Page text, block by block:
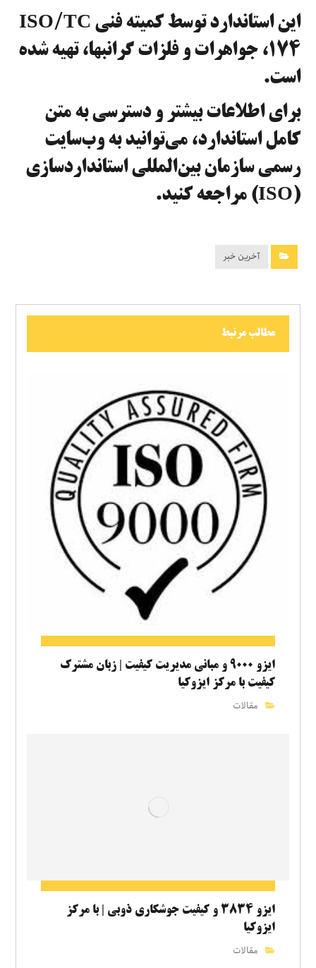
این استاندارد توسط کمیته فنی ISO/TC
174، جواهرات و فلزات گرانبها، تهیه شده
است.
برای اطلاعات بیشتر و دسترسی به متن
کامل استاندارد، می‌توانید به وب‌سایت
رسمی سازمان بین‌المللی استانداردسازی
(ISO) مراجعه کنید.
آخرین خبر
مطالب مرتبط
ایزو ۹۰۰۰ و مبانی مدیریت کیفیت | زبان مشترک
کیفیت با مرکز ایزوکیا
مقالات
ایزو ۳۸۳۴ و کیفیت جوشکاری ذوبی | با مرکز
ایزوکیا
مقالات